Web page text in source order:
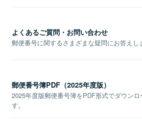
よくあるご質問・お問い合わせ
郵便番号に関するさまざまな疑問にお答えし
郵便番号簿PDF（2025年度版）
2025年度版郵便番号簿をPDF形式でダウンロ
す。